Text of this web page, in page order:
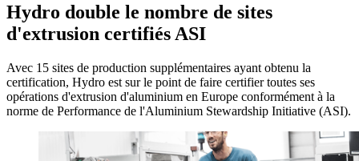
Hydro double le nombre de sites
d'extrusion certifiés ASI
Avec 15 sites de production supplémentaires ayant obtenu la
certification, Hydro est sur le point de faire certifier toutes ses
opérations d'extrusion d'aluminium en Europe conformément à la
norme de Performance de l'Aluminium Stewardship Initiative (ASI).